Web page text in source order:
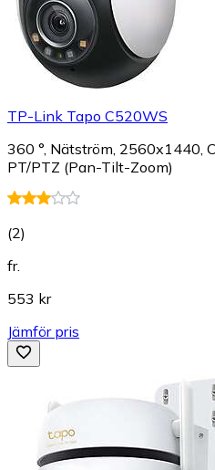
TP-Link Tapo C520WS
360 °, Nätström, 2560x1440,
PT/PTZ (Pan-Tilt-Zoom)
(2)
fr.
553 kr
Jämför pris